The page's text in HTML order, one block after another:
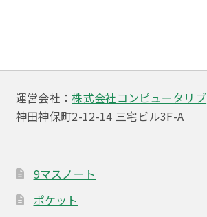
ゲ
ー
シ
ン
運営会社：株式会社コンピュータリブ
神田神保町2-12-14 三宅ビル3F-A
9マスノート
ポケット